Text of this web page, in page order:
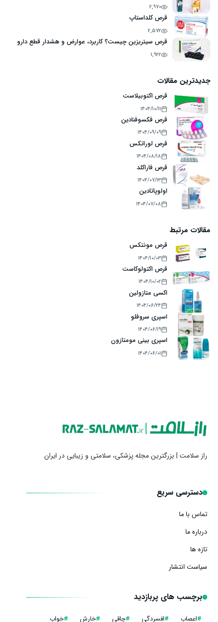
2,970
قرص کلداستاپ
2,572
قرص سیتریزین چیست؟ کاربرد، عوارض و هشدار قطع دارو
1,922
جدیدترین مقالات
قرص اکتوبیلاست
۱۴۰۴/۱۰/۱۱
قرص فکسوفنادین
۱۴۰۴/۰۹/۰۹
قرص لوراتکس
۱۴۰۴/۰۸/۱۸
قرص فاراکلد
۱۴۰۴/۰۷/۱۳
اولوپاتادین
۱۴۰۴/۰۷/۰۸
مقالات مرتبط
قرص مونتکس
۱۴۰۴/۱۰/۰۳
قرص اکتولوکاست
۱۴۰۴/۱۰/۰۲
اکسی متازولین
۱۴۰۴/۰۶/۲۴
اسپری سروفلو
۱۴۰۴/۰۶/۱۹
اسپری بینی مومتازون
۱۴۰۴/۰۶/۰۱
راز سلامت | بزرگترین مجله پزشکی، سلامتی و زیبایی در ایران
دسترسی سریع
تماس با ما
درباره ما
تازه ها
سیاست انتشار
برچسب های پربازدید
#اعصاب #افسردگی #چاقی #خارش #خواب